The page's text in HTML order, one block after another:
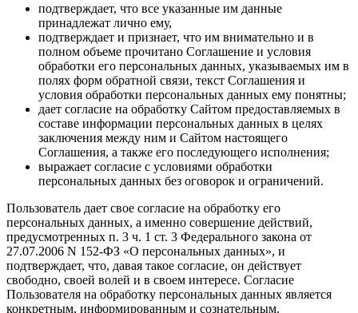
подтверждает, что все указанные им данные
принадлежат лично ему,
подтверждает и признает, что им внимательно и в
полном объеме прочитано Соглашение и условия
обработки его персональных данных, указываемых им в
полях форм обратной связи, текст Соглашения и
условия обработки персональных данных ему понятны;
дает согласие на обработку Сайтом предоставляемых в
составе информации персональных данных в целях
заключения между ним и Сайтом настоящего
Соглашения, а также его последующего исполнения;
выражает согласие с условиями обработки
персональных данных без оговорок и ограничений.
Пользователь дает свое согласие на обработку его
персональных данных, а именно совершение действий,
предусмотренных п. 3 ч. 1 ст. 3 Федерального закона от
27.07.2006 N 152-ФЗ «О персональных данных», и
подтверждает, что, давая такое согласие, он действует
свободно, своей волей и в своем интересе. Согласие
Пользователя на обработку персональных данных является
конкретным, информированным и сознательным.